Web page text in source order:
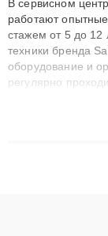
В сервисном
работают
стажем от 5 до 12
техники бренда
оборудование и
регулярно
технику с